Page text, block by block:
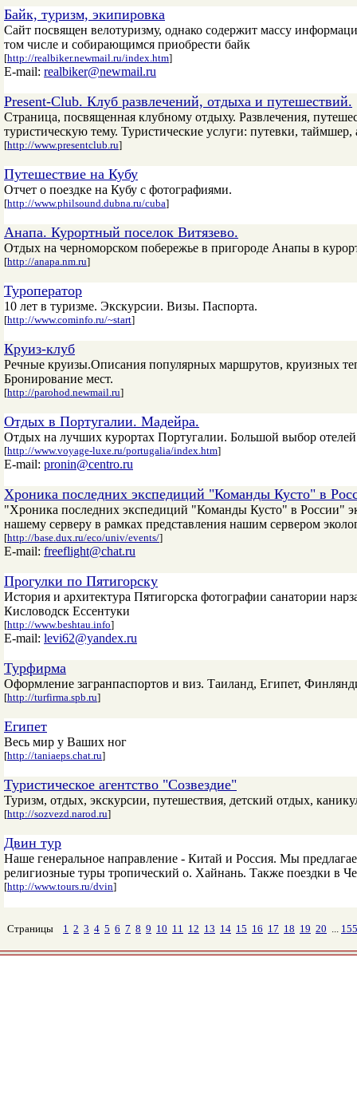
Байк, туризм, экипировка
Сайт посвящен велотуризму, однако содержит массу
том числе и собирающимся приобрести байк
[http://realbiker.newmail.ru/index.htm]
E-mail: realbiker@newmail.ru
Present-Club. Клуб развлечений, отдыха и путешествий.
Страница, посвященная клубному отдыху. Развлечения,
туристическую тему. Туристические услуги: путевки,
[http://www.presentclub.ru]
Путешествие на Кубу
Отчет о поездке на Кубу с фотографиями.
[http://www.philsound.dubna.ru/cuba]
Анапа. Курортный поселок Витязево.
Отдых на черноморском побережье в пригороде Анапы в
[http://anapa.nm.ru]
Туроператор
10 лет в туризме. Экскурсии. Визы. Паспорта.
[http://www.cominfo.ru/~start]
Круиз-клуб
Речные круизы.Описания популярных маршрутов, круизных
Бронирование мест.
[http://parohod.newmail.ru]
Отдых в Португалии. Мадейра.
Отдых на лучших курортах Португалии. Большой выбор
[http://www.voyage-luxe.ru/portugalia/index.htm]
E-mail: pronin@centro.ru
Хроника последних экспедиций "Команды Кусто" в
"Хроника последних экспедиций "Команды Кусто" в России"
нашему серверу в рамках представления нашим сервером
[http://base.dux.ru/eco/univ/events/]
E-mail: freeflight@chat.ru
Прогулки по Пятигорску
История и архитектура Пятигорска фотографии санатории
Кисловодск Ессентуки
[http://www.beshtau.info]
E-mail: levi62@yandex.ru
Турфирма
Оформление загранпаспортов и виз. Таиланд, Египет,
[http://turfirma.spb.ru]
Египет
Весь мир у Ваших ног
[http://taniaeps.chat.ru]
Туристическое агентство "Созвездие"
Туризм, отдых, экскурсии, путешествия, детский отдых,
[http://sozvezd.narod.ru]
Двин тур
Наше генеральное направление - Китай и Россия. Мы
религиозные туры тропический о. Хайнань. Также поездки
[http://www.tours.ru/dvin]
Страницы 1 2 3 4 5 6 7 8 9 10 11 12 13 14 15 16 17 18 19 20 ... 155